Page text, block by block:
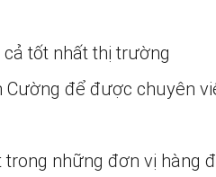
tốt nhất thị trường
Cường để được chuyên
trong những đơn vị hàng